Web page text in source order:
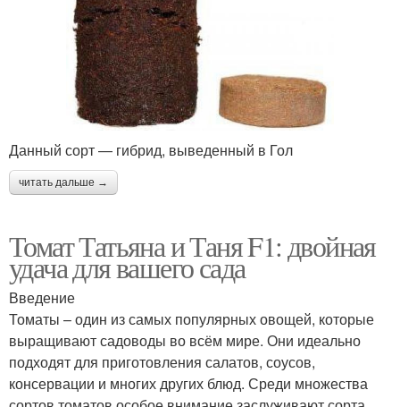
Данный сорт — гибрид, выведенный в Гол
читать дальше →
Томат Татьяна и Таня F1: двойная
удача для вашего сада
Введение
Томаты – один из самых популярных овощей, которые
выращивают садоводы во всём мире. Они идеально
подходят для приготовления салатов, соусов,
консервации и многих других блюд. Среди множества